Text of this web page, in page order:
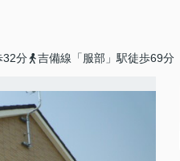
32分 吉備線「服部」駅徒歩69分